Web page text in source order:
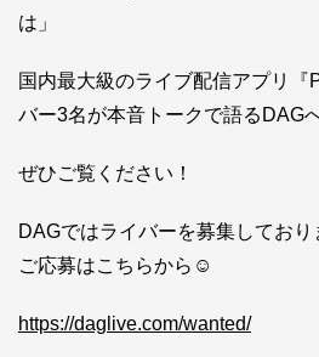
は」
国内最大級のライブ配信アプリ『
バー3名が本音トークで語るDAG
ぜひご覧ください！
DAGではライバーを募集しており
ご応募はこちらから☺
https://daglive.com/wanted/